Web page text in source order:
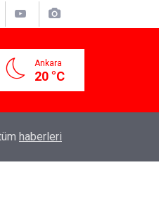
Ankara
20 °C
haberleri